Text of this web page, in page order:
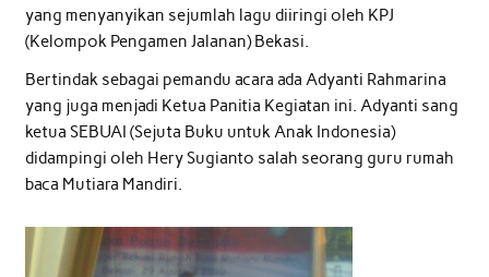
yang menyanyikan sejumlah lagu diiringi oleh KPJ
(Kelompok Pengamen Jalanan) Bekasi.
Bertindak sebagai pemandu acara ada Adyanti Rahmarina
yang juga menjadi Ketua Panitia Kegiatan ini. Adyanti sang
ketua SEBUAI (Sejuta Buku untuk Anak Indonesia)
didampingi oleh Hery Sugianto salah seorang guru rumah
baca Mutiara Mandiri.